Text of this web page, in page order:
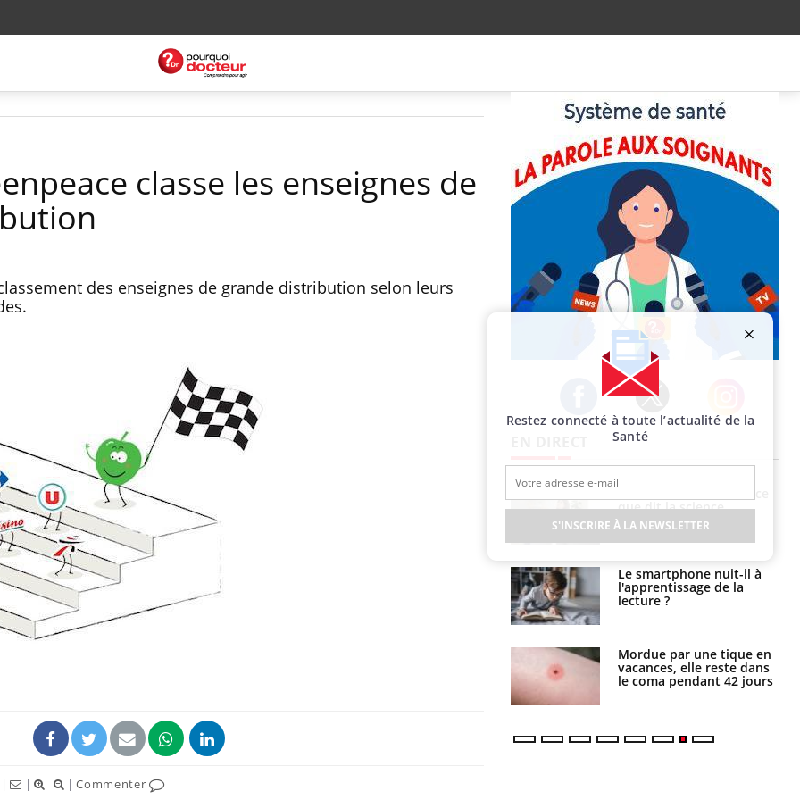
classe les enseignes de
des enseignes de grande distribution selon leurs
| | |Commenter
Facebook Twitter Instagram
La sieste empêche-t-elle
de dormir la nuit ?
VIH : la fin du comprimé
tous les jours se profile-t-
que dit la science
Le smartphone nuit-il à
l'apprentissage de la
lecture ?
Mordue par une tique en
vacances, elle reste dans
le coma pendant 42 jours
Restez connecté à toute l’actualité de la
Santé
S'INSCRIRE À LA NEWSLETTER